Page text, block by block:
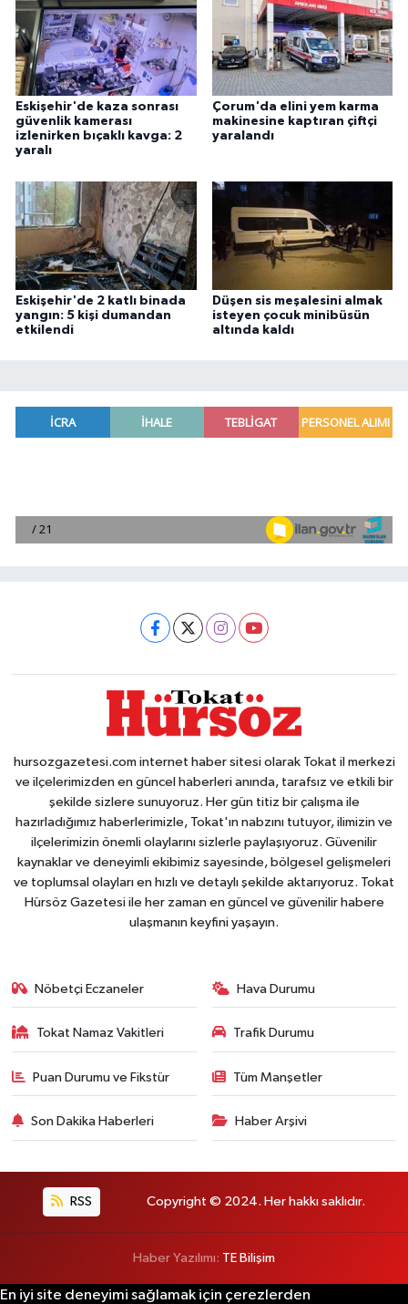
Eskişehir'de kaza sonrası
güvenlik kamerası
izlenirken bıçaklı kavga: 2
yaralı
Çorum'da elini yem karma
makinesine kaptıran çiftçi
yaralandı
Eskişehir'de 2 katlı binada
yangın: 5 kişi dumandan
etkilendi
Düşen sis meşalesini almak
isteyen çocuk minibüsün
altında kaldı
hursozgazetesi.com internet haber sitesi olarak Tokat il merkezi
ve ilçelerimizden en güncel haberleri anında, tarafsız ve etkili bir
şekilde sizlere sunuyoruz. Her gün titiz bir çalışma ile
hazırladığımız haberlerimizle, Tokat'ın nabzını tutuyor, ilimizin ve
ilçelerimizin önemli olaylarını sizlerle paylaşıyoruz. Güvenilir
kaynaklar ve deneyimli ekibimiz sayesinde, bölgesel gelişmeleri
ve toplumsal olayları en hızlı ve detaylı şekilde aktarıyoruz. Tokat
Hürsöz Gazetesi ile her zaman en güncel ve güvenilir habere
ulaşmanın keyfini yaşayın.
Nöbetçi Eczaneler Hava Durumu
Tokat Namaz Vakitleri Trafik Durumu
Puan Durumu ve Fikstür Tüm Manşetler
Son Dakika Haberleri Haber Arşivi
RSS Copyright © 2024. Her hakkı saklıdır.
Haber Yazılımı: TE Bilişim
En iyi site deneyimi sağlamak için çerezlerden